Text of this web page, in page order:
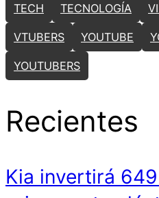
TECH TECNOLOGÍA
VTUBERS YOUTUBE
YOUTUBERS
Recientes
Kia invertirá